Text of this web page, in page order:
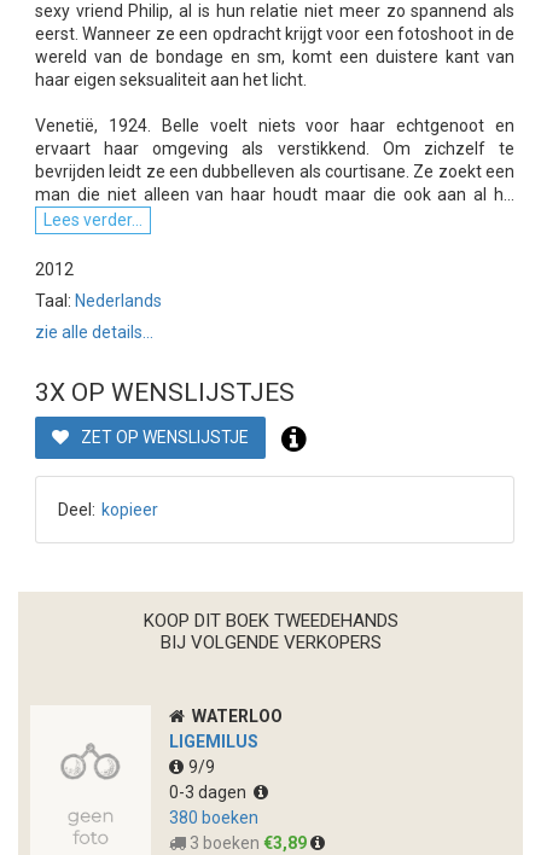
sexy vriend Philip, al is hun relatie niet meer zo spannend als
eerst. Wanneer ze een opdracht krijgt voor een fotoshoot in de
wereld van de bondage en sm, komt een duistere kant van
haar eigen seksualiteit aan het licht.
Venetië, 1924. Belle voelt niets voor haar echtgenoot en
ervaart haar omgeving als verstikkend. Om zichzelf te
bevrijden leidt ze een dubbelleven als courtisane. Ze zoekt een
man die niet alleen van haar houdt maar die ook aan al h...
Lees verder...
2012
Taal: Nederlands
zie alle details...
3X OP WENSLIJSTJES
ZET OP WENSLIJSTJE
Deel: kopieer
KOOP DIT BOEK TWEEDEHANDS
BIJ VOLGENDE VERKOPERS
WATERLOO
LIGEMILUS
9/9
0-3 dagen
380 boeken
3 boeken €3,89